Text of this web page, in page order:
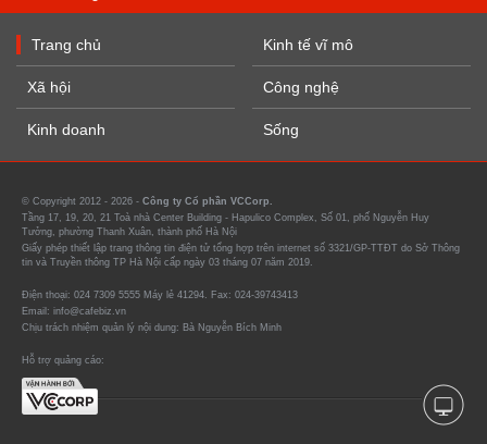
Trang chủ
Xã hội
Kinh doanh
Kinh tế vĩ mô
Công nghệ
Sống
© Copyright 2012 - 2026 - Công ty Cổ phần VCCorp.
Tầng 17, 19, 20, 21 Toà nhà Center Building - Hapulico Complex, Số 01, phố Nguyễn Huy
Tưởng, phường Thanh Xuân, thành phố Hà Nội
Giấy phép thiết lập trang thông tin điện tử tổng hợp trên internet số 3321/GP-TTĐT do Sở Thông
tin và Truyền thông TP Hà Nội cấp ngày 03 tháng 07 năm 2019.
Điện thoại: 024 7309 5555 Máy lẻ 41294. Fax: 024-39743413
Email: info@cafebiz.vn
Chịu trách nhiệm quản lý nội dung: Bà Nguyễn Bích Minh
Hỗ trợ quảng cáo: